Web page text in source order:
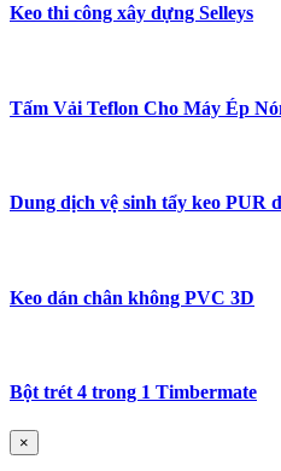
Keo thi công xây dựng Selleys
Tấm Vải Teflon Cho Máy Ép
Dung dịch vệ sinh tẩy keo PUR
Keo dán chân không PVC 3D
Bột trét 4 trong 1 Timbermate
×